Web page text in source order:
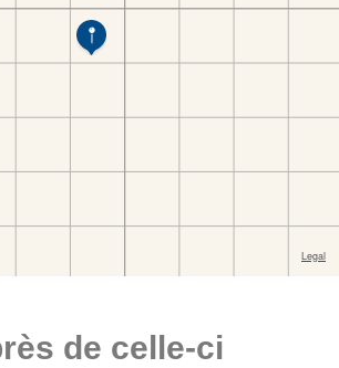
de celle-ci